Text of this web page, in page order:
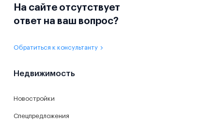
На сайте отсутствует
ответ на ваш вопрос?
Обратиться к консультанту
Недвижимость
Новостройки
Спецпредложения